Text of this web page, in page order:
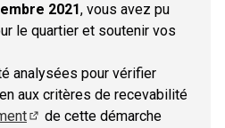
2021, vous avez pu
le quartier et soutenir vos
analysées pour vérifier
aux critères de recevabilité
de cette démarche